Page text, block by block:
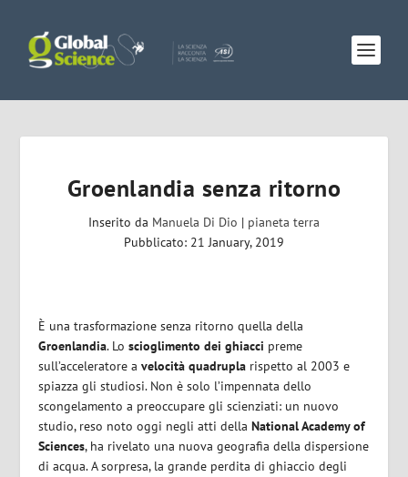
Groenlandia senza ritorno
Inserito da Manuela Di Dio | pianeta terra
Pubblicato: 21 January, 2019
È una trasformazione senza ritorno quella della
Groenlandia. Loscioglimento dei ghiacci preme
sull’acceleratore avelocità quadrupla rispetto al 2003 e
spiazza gli studiosi. Non è solo l’impennata dello
scongelamento a preoccupare gli scienziati: un nuovo
studio, reso noto oggi negli atti dellaNational Academy of
Sciences‎‎, ha rivelato una nuova geografia della dispersione
di acqua. A sorpresa, la grande perdita di ghiaccio degli